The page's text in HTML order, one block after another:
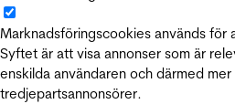
Marknadsföringscookies används
Syftet är att visa annonser som är
enskilda användaren och därmed
tredjepartsannonsörer.